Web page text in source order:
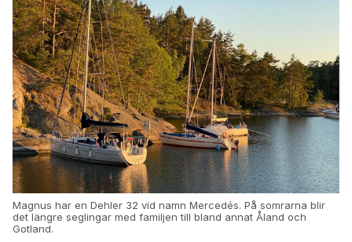
Magnus har en Dehler 32 vid namn Mercedés. På somrarna blir
det längre seglingar med familjen till bland annat Åland och
Gotland.